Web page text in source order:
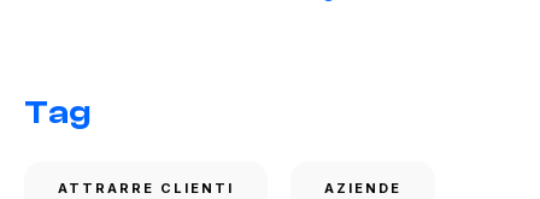
Tag
ATTRARRE CLIENTI AZIENDE